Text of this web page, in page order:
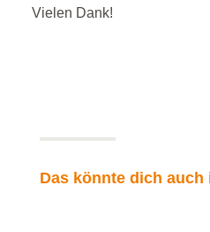
Vielen Dank!
Das könnte dich auch